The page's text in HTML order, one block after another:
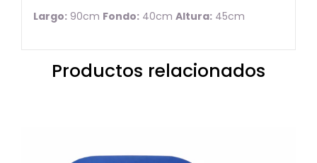
Largo:90cm Fondo:40cm Altura:45cm
Productos relacionados